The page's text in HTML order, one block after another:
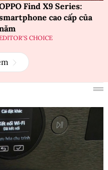
Find X9 Series:
cao cấp của
CHOICE